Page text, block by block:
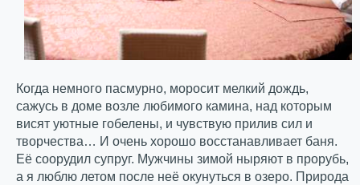
Когда немного пасмурно, моросит мелкий дождь,
сажусь в доме возле любимого камина, над которым
висят уютные гобелены, и чувствую прилив сил и
творчества… И очень хорошо восстанавливает баня.
Её соорудил супруг. Мужчины зимой ныряют в прорубь,
а я люблю летом после неё окунуться в озеро. Природа